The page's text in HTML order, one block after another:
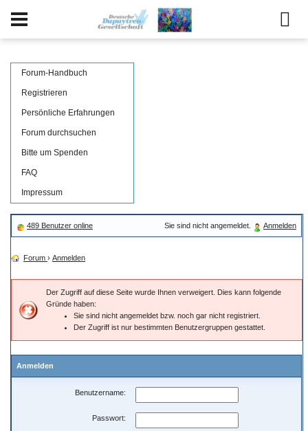
Forum-Handbuch
Registrieren
Persönliche Erfahrungen
Forum durchsuchen
Bitte um Spenden
FAQ
Impressum
489 Benutzer online Sie sind nicht angemeldet. Anmelden
Forum › Anmelden
Der Zugriff auf diese Seite wurde Ihnen verweigert. Dies kann folgende
Gründe haben:
Sie sind nicht angemeldet bzw. noch gar nicht registriert.
Der Zugriff ist nur bestimmten Benutzergruppen gestattet.
Anmelden
Benutzername:
Passwort: